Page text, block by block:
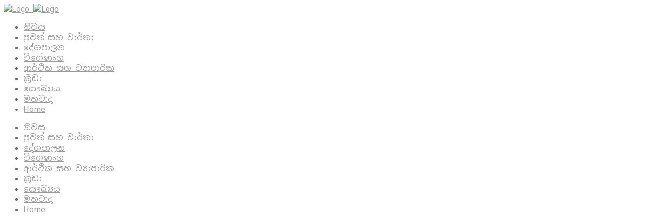
නිවස
පුවත් සහ වාර්තා
දේශපාලන
විශේෂාංග
ආර්ථික සහ ව්‍යාපාරික
ක්‍රීඩා
සෞඛ්‍යය
මතවාද
Home
නිවස
පුවත් සහ වාර්තා
දේශපාලන
විශේෂාංග
ආර්ථික සහ ව්‍යාපාරික
ක්‍රීඩා
සෞඛ්‍යය
මතවාද
Home